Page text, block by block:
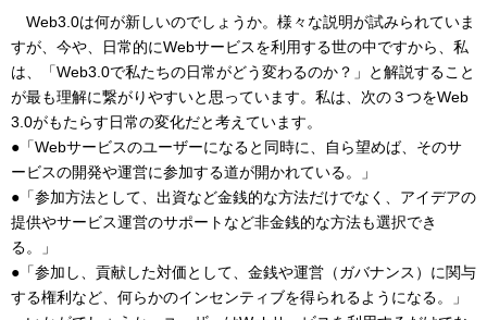
Web3.0は何が新しいのでしょうか。様々な説明が試みられていま
すが、今や、日常的にWebサービスを利用する世の中ですから、私
は、「Web3.0で私たちの日常がどう変わるのか？」と解説すること
が最も理解に繋がりやすいと思っています。私は、次の３つをWeb
3.0がもたらす日常の変化だと考えています。
●「Webサービスのユーザーになると同時に、自ら望めば、そのサ
ービスの開発や運営に参加する道が開かれている。」
●「参加方法として、出資など金銭的な方法だけでなく、アイデアの
提供やサービス運営のサポートなど非金銭的な方法も選択でき
る。」
●「参加し、貢献した対価として、金銭や運営（ガバナンス）に関与
する権利など、何らかのインセンティブを得られるようになる。」